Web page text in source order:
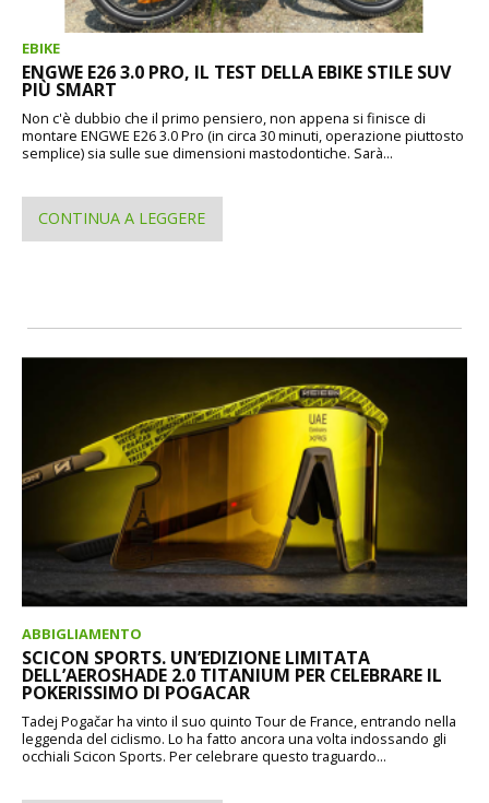
EBIKE
ENGWE E26 3.0 PRO, IL TEST DELLA EBIKE STILE SUV
PIÙ SMART
Non c'è dubbio che il primo pensiero, non appena si finisce di
montare ENGWE E26 3.0 Pro (in circa 30 minuti, operazione piuttosto
semplice) sia sulle sue dimensioni mastodontiche. Sarà...
CONTINUA A LEGGERE
ABBIGLIAMENTO
SCICON SPORTS. UN’EDIZIONE LIMITATA
DELL’AEROSHADE 2.0 TITANIUM PER CELEBRARE IL
POKERISSIMO DI POGACAR
Tadej Pogačar ha vinto il suo quinto Tour de France, entrando nella
leggenda del ciclismo. Lo ha fatto ancora una volta indossando gli
occhiali Scicon Sports. Per celebrare questo traguardo...